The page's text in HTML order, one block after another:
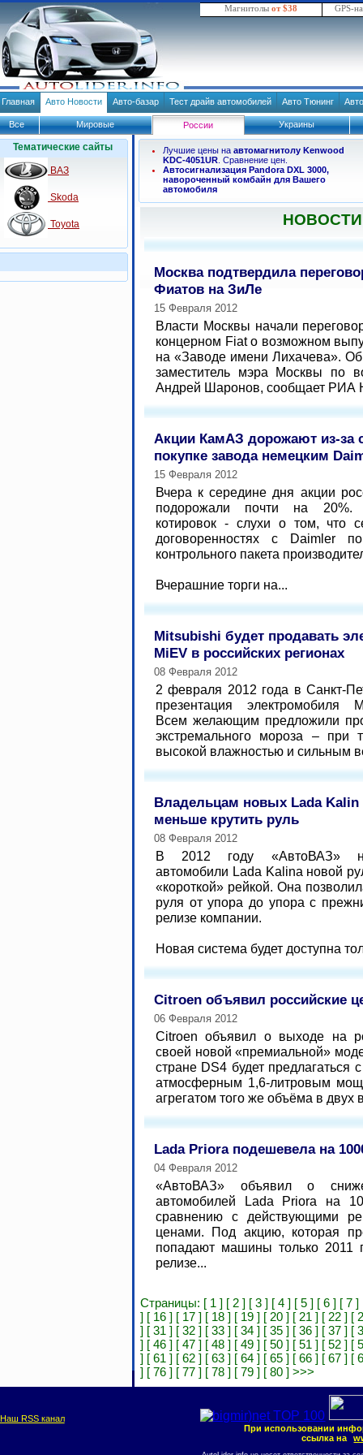
Магнитолы от $38 GPS-
Главная Авто Новости Авто-базар Тест драйв автомобилей Авто Тюнинг
Все Мировые России Украины
Тематические сайты
ВАЗ
Skoda
Toyota
Лучшие цены на автомагнитолу Kenwood
KDC-4051UR . Сравнение цен.
Автосигнализация Pandora DXL 3000,
навороченный комбайн для Вашего
автомобиля
Москва подтвердила
Фиатов на ЗиЛе
15 Февраля 2012
Власти Москвы начали
концерном Fiat о возможном
на «Заводе имени Лихачева».
заместитель мэра Москвы по
Андрей Шаронов, сообщает РИА
Акции КамАЗ дорожают из-за
покупке завода немецким
15 Февраля 2012
Вчера к середине дня акции
подорожали почти на 20%.
котировок - слухи о том, что
договоренностях с Daimler
контрольного пакета
Вчерашние торги на...
Mitsubishi будет продавать
MiEV в российских регионах
08 Февраля 2012
2 февраля 2012 года в Санкт-
презентация электромобиля
Всем желающим предложили
экстремального мороза – при
высокой влажностью и сильным
Владельцам новых Lada Kalin
меньше крутить руль
08 Февраля 2012
В 2012 году «АвтоВАЗ»
автомобили Lada Kalina новой
«короткой» рейкой. Она
руля от упора до упора с
релизе компании.
Новая система будет доступна
Citroen объявил российские
06 Февраля 2012
Citroen объявил о выходе на
своей новой «премиальной»
стране DS4 будет предлагаться
атмосферным 1,6-литровым
агрегатом того же объёма в двух
Lada Priora подешевела на
04 Февраля 2012
«АвтоВАЗ» объявил о
автомобилей Lada Priora на
сравнению с действующими
ценами. Под акцию, которая
попадают машины только 2011
релизе...
Страницы: [ 1 ] [ 2 ] [ 3 ] [ 4 ] [ 5 ] [ 6 ] [ 7 ]
] [ 16 ] [ 17 ] [ 18 ] [ 19 ] [ 20 ] [ 21 ] [ 22 ] [
] [ 31 ] [ 32 ] [ 33 ] [ 34 ] [ 35 ] [ 36 ] [ 37 ] [
] [ 46 ] [ 47 ] [ 48 ] [ 49 ] [ 50 ] [ 51 ] [ 52 ] [
] [ 61 ] [ 62 ] [ 63 ] [ 64 ] [ 65 ] [ 66 ] [ 67 ] [
] [ 76 ] [ 77 ] [ 78 ] [ 79 ] [ 80 ] >>>
Наш RSS канал
При использовании
ссылка на